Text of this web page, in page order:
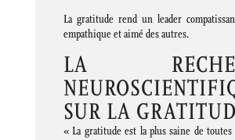
La gratitude rend un leader
empathique et aimé des autres.
LA
SUR LA
« La gratitude est la plus saine de